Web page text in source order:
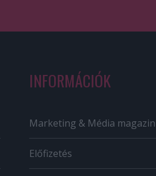
INFORMÁCIÓK
Marketing & Média magazin
Előfizetés